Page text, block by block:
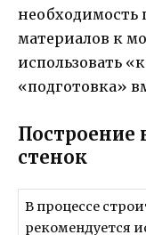
необходимость
материалов к
использовать
«подготовка»
Построение
стенок
В процессе
рекомендуется